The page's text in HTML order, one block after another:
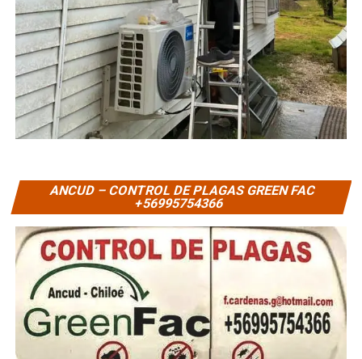
ANCUD – CONTROL DE PLAGAS GREEN FAC
+56995754366